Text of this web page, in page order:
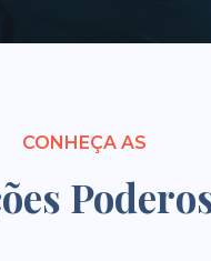
CONHEÇA AS